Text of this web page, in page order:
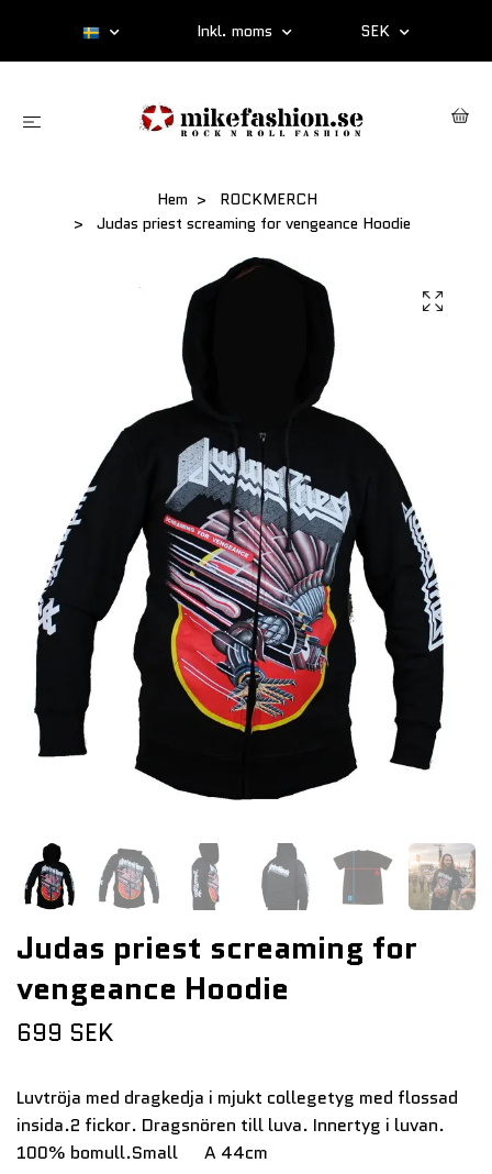
Inkl. moms SEK
Hem
ROCKMERCH
Judas priest screaming for vengeance Hoodie
Judas priest screaming for
vengeance Hoodie
699 SEK
Luvtröja med dragkedja i mjukt collegetyg med flossad
insida.2 fickor. Dragsnören till luva. Innertyg i luvan.
100% bomull.Small A 44cm